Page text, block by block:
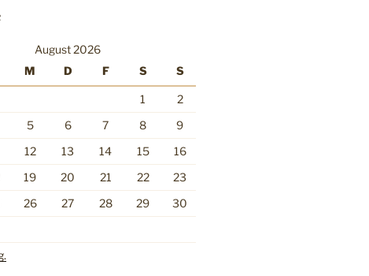
August 2026
M D F S S
1
2
5 6 7 8
9
12 13 14 15
16
19 20 21 22
23
26 27 28 29
30